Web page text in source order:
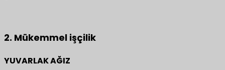
2. Mükemmel işçilik
YUVARLAK AĞIZ